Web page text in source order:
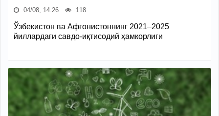
04/08, 14:26 118
Ўзбекистон ва Афғонистоннинг 2021–2025
йиллардаги савдо-иқтисодий ҳамкорлиги